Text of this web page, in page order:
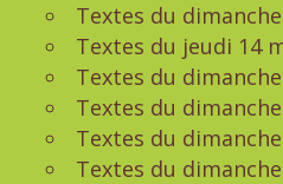
Textes du
Textes du jeudi 14
Textes du
Textes du
Textes du
Textes du